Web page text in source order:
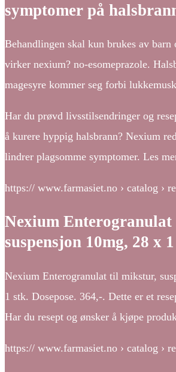
symptomer på
Behandlingen skal kun brukes av barn
virker nexium? no-esomeprazole.
magesyre kommer seg forbi
Har du prøvd livsstilsendringer og
å kurere hyppig halsbrann? Nexium
lindrer plagsomme symptomer. Les
https:// www.farmasiet.no › catalog ›
Nexium
suspensjon 10mg, 28 x
Nexium Enterogranulat til mikstur,
1 stk. Dosepose. 364,-. Dette er et
Har du resept og ønsker å kjøpe
https:// www.farmasiet.no › catalog ›